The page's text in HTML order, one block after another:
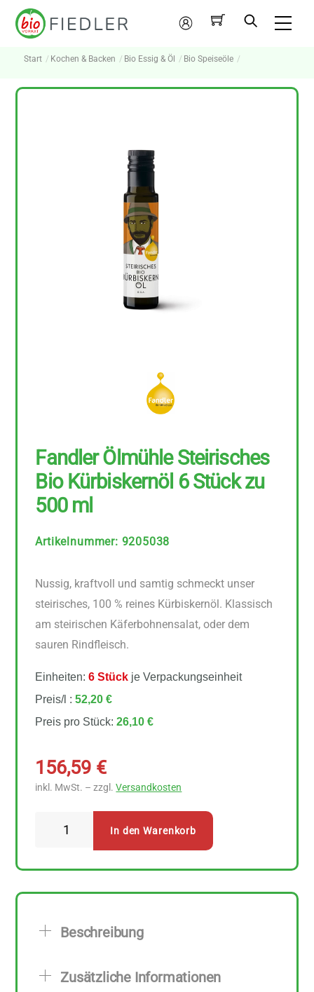
Skip
Mein
Konto
Start Kochen & Backen Bio Essig & Öl Bio Speiseöle
Fandler Ölmühle Steirisches
Bio Kürbiskernöl 6 Stück zu
500 ml
Artikelnummer: 9205038
Nussig, kraftvoll und samtig schmeckt unser
steirisches, 100 % reines Kürbiskernöl. Klassisch
am steirischen Käferbohnensalat, oder dem
sauren Rindfleisch.
Einheiten:6 Stück je Verpackungseinheit
Preis/l :52,20 €
Preis pro Stück:26,10 €
156,59 €
inkl. MwSt. – zzgl.Versandkosten
500
In den Warenkorb
Beschreibung
Zusätzliche Informationen